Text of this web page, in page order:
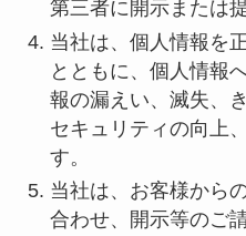
第三者に開示または
当社は、個人情報を
とともに、個人情報
報の漏えい、滅失、
セキュリティの向上
す。
当社は、お客様から
合わせ、開示等のご